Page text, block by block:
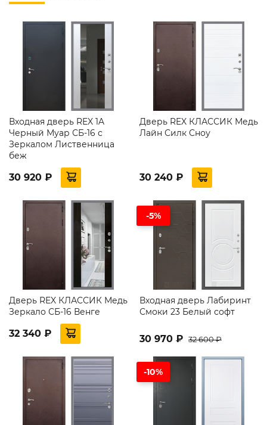
Входная дверь REX 1A
Черный Муар СБ-16 с
Зеркалом Лиственница
беж
30 920 ₽
Дверь REX КЛАССИК Медь
Лайн Силк Сноу
30 240 ₽
Дверь REX КЛАССИК Медь
Зеркало СБ-16 Венге
32 340 ₽
-5%
Входная дверь Лабиринт
Смоки 23 Белый софт
30 970 ₽ 32 600 ₽
-10%